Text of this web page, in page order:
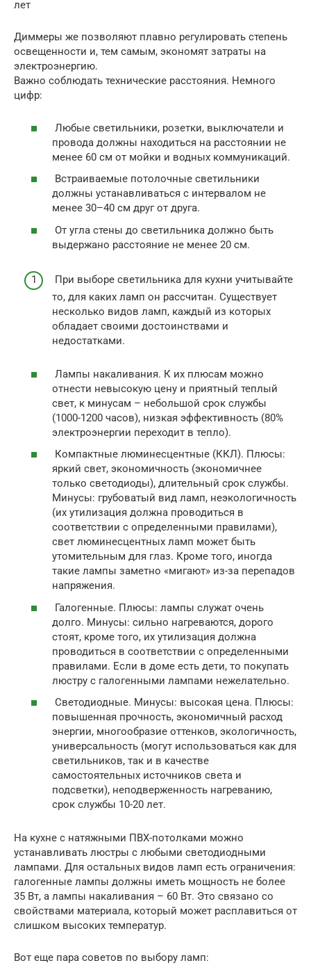
лет
Диммеры же позволяют плавно регулировать степень
освещенности и, тем самым, экономят затраты на
электроэнергию.
Важно соблюдать технические расстояния. Немного
цифр:
Любые светильники, розетки, выключатели и
провода должны находиться на расстоянии не
менее 60 см от мойки и водных коммуникаций.
Встраиваемые потолочные светильники
должны устанавливаться с интервалом не
менее 30–40 см друг от друга.
От угла стены до светильника должно быть
выдержано расстояние не менее 20 см.
При выборе светильника для кухни учитывайте
то, для каких ламп он рассчитан. Существует
несколько видов ламп, каждый из которых
обладает своими достоинствами и
недостатками.
Лампы накаливания. К их плюсам можно
отнести невысокую цену и приятный теплый
свет, к минусам – небольшой срок службы
(1000-1200 часов), низкая эффективность (80%
электроэнергии переходит в тепло).
Компактные люминесцентные (ККЛ). Плюсы:
яркий свет, экономичность (экономичнее
только светодиоды), длительный срок службы.
Минусы: грубоватый вид ламп, неэкологичность
(их утилизация должна проводиться в
соответствии с определенными правилами),
свет люминесцентных ламп может быть
утомительным для глаз. Кроме того, иногда
такие лампы заметно «мигают» из-за перепадов
напряжения.
Галогенные. Плюсы: лампы служат очень
долго. Минусы: сильно нагреваются, дорого
стоят, кроме того, их утилизация должна
проводиться в соответствии с определенными
правилами. Если в доме есть дети, то покупать
люстру с галогенными лампами нежелательно.
Светодиодные. Минусы: высокая цена. Плюсы:
повышенная прочность, экономичный расход
энергии, многообразие оттенков, экологичность,
универсальность (могут использоваться как для
светильников, так и в качестве
самостоятельных источников света и
подсветки), неподверженность нагреванию,
срок службы 10-20 лет.
На кухне с натяжными ПВХ-потолками можно
устанавливать люстры с любыми светодиодными
лампами. Для остальных видов ламп есть ограничения:
галогенные лампы должны иметь мощность не более
35 Вт, а лампы накаливания – 60 Вт. Это связано со
свойствами материала, который может расплавиться от
слишком высоких температур.
Вот еще пара советов по выбору ламп: